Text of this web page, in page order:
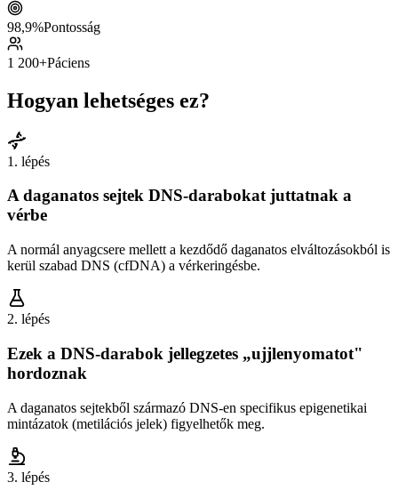
98,9%Pontosság
1 200+Páciens
Hogyan lehetséges ez?
1 . lépés
A daganatos sejtek DNS-darabokat juttatnak a
vérbe
A normál anyagcsere mellett a kezdődő daganatos elváltozásokból is
kerül szabad DNS (cfDNA) a vérkeringésbe.
2. lépés
Ezek a DNS-darabok jellegzetes „ujjlenyomatot"
hordoznak
A daganatos sejtekből származó DNS-en specifikus epigenetikai
mintázatok (metilációs jelek) figyelhetők meg.
3. lépés